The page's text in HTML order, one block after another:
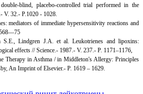
blind, placebo-controlled trial performed in the
32.- P.1020 - 1028.
mediators of immediate hypersensitivity reactions and
Lindgren J.A. et al. Leukotrienes and lipoxins:
effects // Science.- 1987.- V. 237.- P. 1171–1176,
Therapy in Asthma / in Middleton's Allergy: Principles
An Imprint of Elsevier.- P. 1619 – 1629.